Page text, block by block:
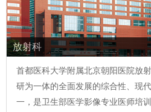
放射科
首都医科大学附属北京朝阳医院放
研为一体的全面发展的综合性、现
一，是卫生部医学影像专业医师培